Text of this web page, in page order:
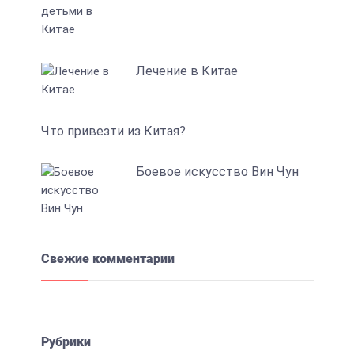
Лечение в Китае
Что привезти из Китая?
Боевое искусство Вин Чун
Свежие комментарии
Рубрики